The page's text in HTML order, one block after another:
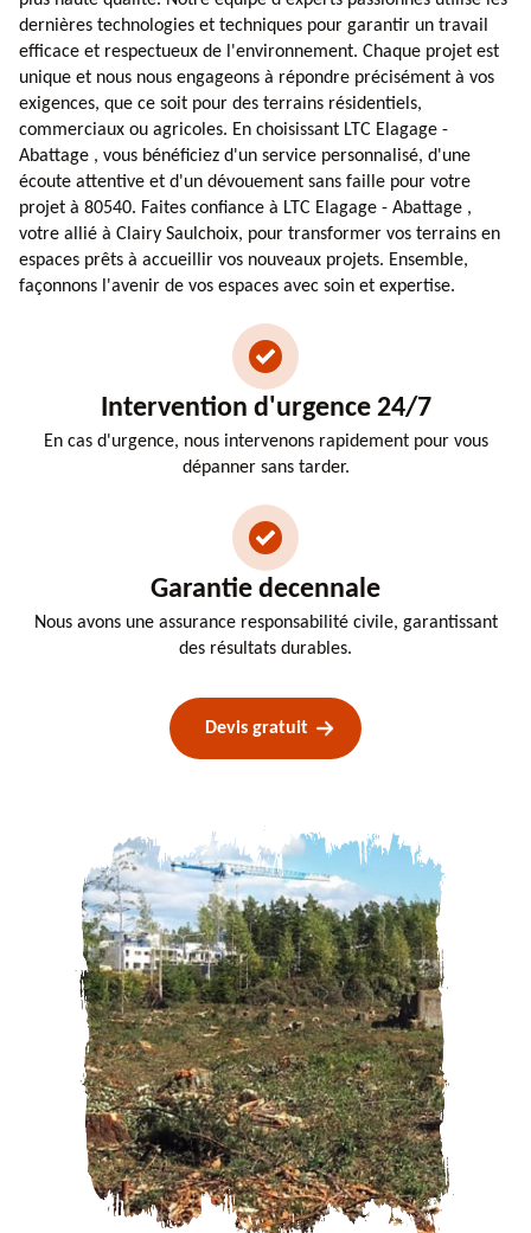
dernières technologies et techniques pour garantir un travail
efficace et respectueux de l'environnement. Chaque projet est
unique et nous nous engageons à répondre précisément à vos
exigences, que ce soit pour des terrains résidentiels,
commerciaux ou agricoles. En choisissant LTC Elagage -
Abattage , vous bénéficiez d'un service personnalisé, d'une
écoute attentive et d'un dévouement sans faille pour votre
projet à 80540. Faites confiance à LTC Elagage - Abattage ,
votre allié à Clairy Saulchoix, pour transformer vos terrains en
espaces prêts à accueillir vos nouveaux projets. Ensemble,
façonnons l'avenir de vos espaces avec soin et expertise.
Intervention d'urgence 24/7
En cas d'urgence, nous intervenons rapidement pour vous
dépanner sans tarder.
Garantie decennale
Nous avons une assurance responsabilité civile, garantissant
des résultats durables.
Devis gratuit